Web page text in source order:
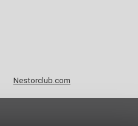
Nestorclub.com